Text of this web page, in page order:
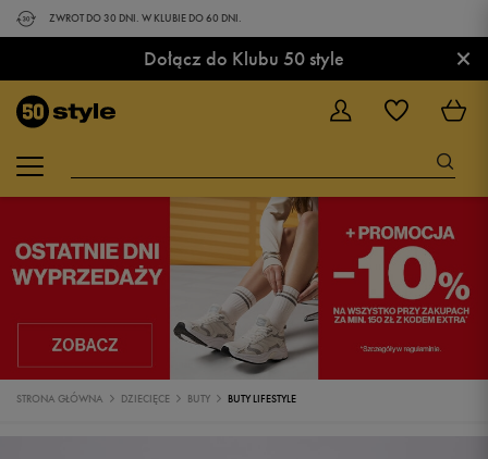
ZWROT DO 30 DNI. W KLUBIE DO 60 DNI.
Dołącz do Klubu 50 style ×
STRONA GŁÓWNA DZIECIĘCE BUTY BUTY LIFESTYLE